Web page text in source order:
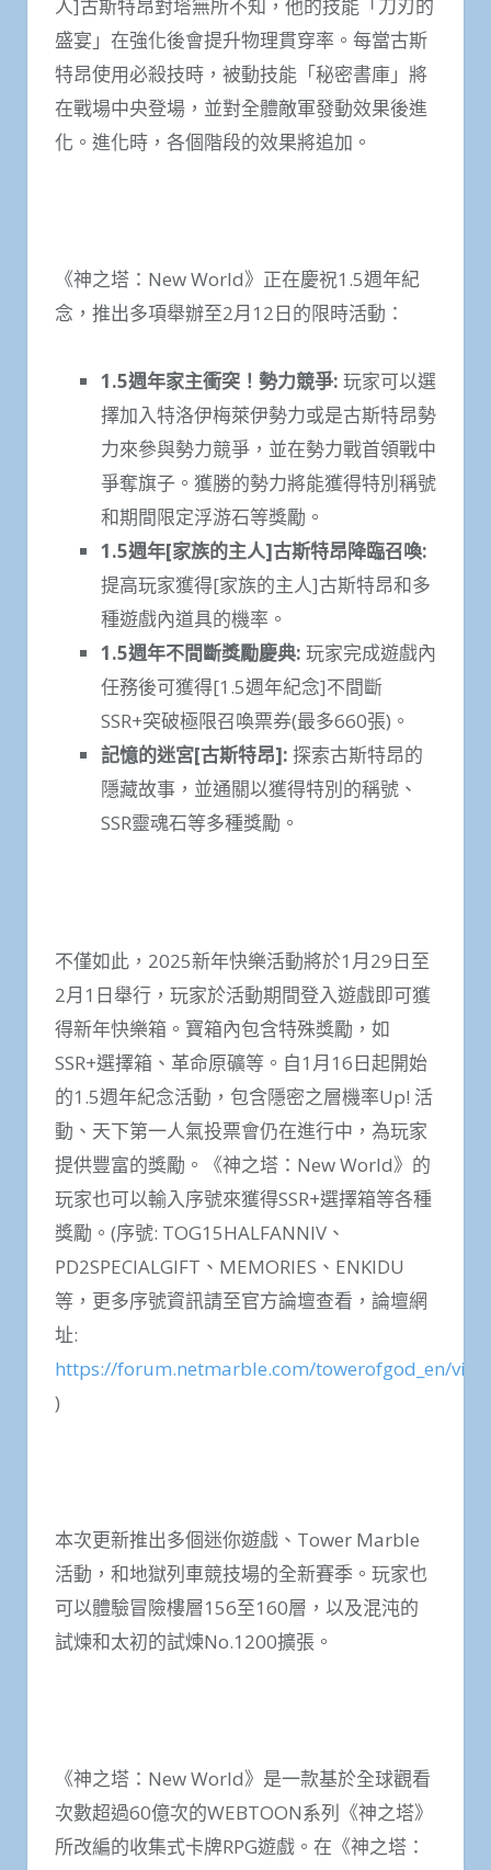
人]古斯特昂對塔無所不知，他的技能「刀刃的
盛宴」在強化後會提升物理貫穿率。每當古斯
特昂使用必殺技時，被動技能「秘密書庫」將
在戰場中央登場，並對全體敵軍發動效果後進
化。進化時，各個階段的效果將追加。
《神之塔：New World》正在慶祝1.5週年紀
念，推出多項舉辦至2月12日的限時活動：
1.5週年家主衝突！勢力競爭: 玩家可以選
擇加入特洛伊梅萊伊勢力或是古斯特昂勢
力來參與勢力競爭，並在勢力戰首領戰中
爭奪旗子。獲勝的勢力將能獲得特別稱號
和期間限定浮游石等獎勵。
1.5週年[家族的主人]古斯特昂降臨召喚:
提高玩家獲得[家族的主人]古斯特昂和多
種遊戲內道具的機率。
1.5週年不間斷獎勵慶典: 玩家完成遊戲內
任務後可獲得[1.5週年紀念]不間斷
SSR+突破極限召喚票券(最多660張)。
記憶的迷宮[古斯特昂]: 探索古斯特昂的
隱藏故事，並通關以獲得特別的稱號、
SSR靈魂石等多種獎勵。
不僅如此，2025新年快樂活動將於1月29日至
2月1日舉行，玩家於活動期間登入遊戲即可獲
得新年快樂箱。寶箱內包含特殊獎勵，如
SSR+選擇箱、革命原礦等。自1月16日起開始
的1.5週年紀念活動，包含隱密之層機率Up! 活
動、天下第一人氣投票會仍在進行中，為玩家
提供豐富的獎勵。《神之塔：New World》的
玩家也可以輸入序號來獲得SSR+選擇箱等各種
獎勵。(序號: TOG15HALFANNIV、
PD2SPECIALGIFT、MEMORIES、ENKIDU
等，更多序號資訊請至官方論壇查看，論壇網
址:
https://forum.netmarble.com/towerofgod_en/
)
本次更新推出多個迷你遊戲、Tower Marble
活動，和地獄列車競技場的全新賽季。玩家也
可以體驗冒險樓層156至160層，以及混沌的
試煉和太初的試煉No.1200擴張。
《神之塔：New World》是一款基於全球觀看
次數超過60億次的WEBTOON系列《神之塔》
所改編的收集式卡牌RPG遊戲。在《神之塔：